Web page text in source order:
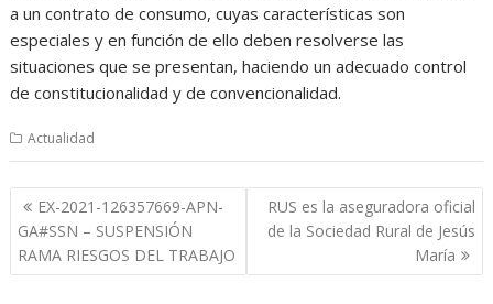
a un contrato de consumo, cuyas características son
especiales y en función de ello deben resolverse las
situaciones que se presentan, haciendo un adecuado control
de constitucionalidad y de convencionalidad.
Actualidad
Navegación
de
entradas
EX-2021-126357669-APN-
GA#SSN – SUSPENSIÓN
RAMA RIESGOS DEL TRABAJO
RUS es la aseguradora oficial
de la Sociedad Rural de Jesús
María